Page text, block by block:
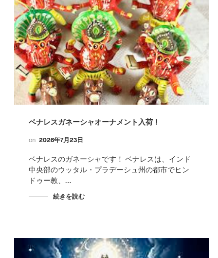
ベナレスガネーシャオーナメント入荷！
on 2026年7月23日
ベナレスのガネーシャです！ ベナレスは、インド
中央部のウッタル・プラデーシュ州の都市でヒン
ドゥー教、…
続きを読む